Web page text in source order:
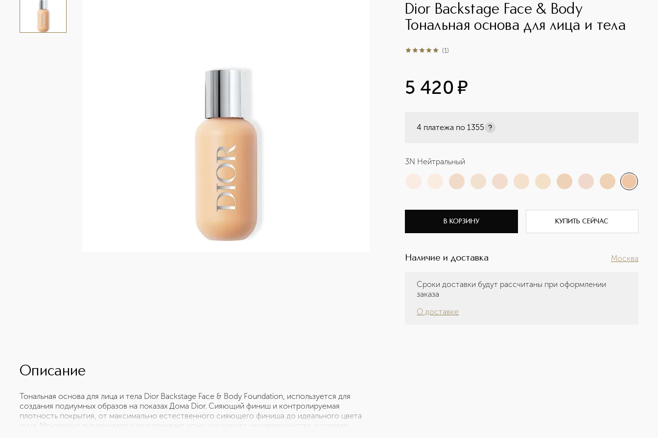
Dior Backstage Face & Body
Тональная основа для лица и тела
5из 51 (1)
5 420 ¤
4 платежа по 1355
3N Нейтральный
В КОРЗИНУ КУПИТЬ СЕЙЧАС
Наличие и доставка Москва
Сроки доставки будут рассчитаны при оформлении
заказа
О доставке
Описание
Тональная основа для лица и тела Dior Backstage Face & Body Foundation, используется для
создания подиумных образов на показах Дома Dior. Сияющий финиш и контролируемая
плотность покрытия, от максимально естественного сияющего финиша до идеального цвета
лица. Мгновенно выравнивает и разглаживает кожу, маскирует несовершенства, создавая